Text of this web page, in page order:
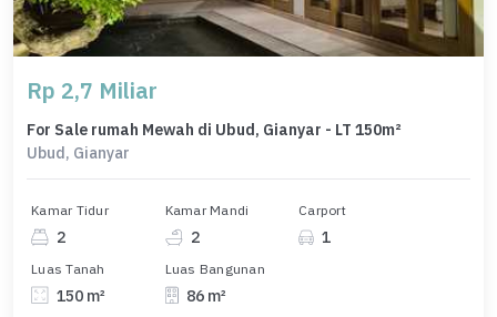
Rp 2,7 Miliar
For Sale rumah Mewah di Ubud, Gianyar - LT 150m²
Ubud, Gianyar
Kamar Tidur
2
Kamar Mandi
2
Carport
1
Luas Tanah
150 m²
Luas Bangunan
86 m²